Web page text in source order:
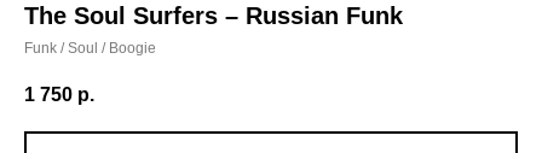
The Soul Surfers – Russian Funk
Funk / Soul / Boogie
1 750 р.